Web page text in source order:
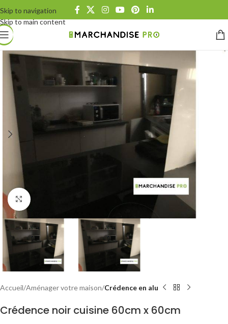
Skip to navigation
Skip to main content
Click to enlarge
Accueil Aménager votre maison Crédence en alu
Crédence noir cuisine 60cm x 60cm